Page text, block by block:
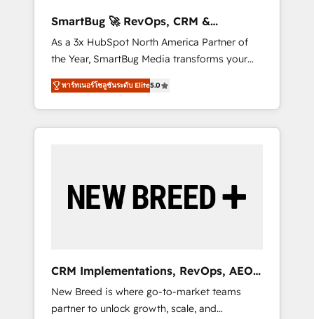
agents, and high-integrity migrations for total
reporting clarity. Security & Compliance: SOC
2 Type I and HIPAA attested for enterprise-
grade data security. 🏆 Why Bluleadz? GTM
OS Partner | 16+ Years Experience | 1,000+
Five-Star Reviews
SmartBug 🚀 RevOps, CRM &
Integration Experts
As a 3x HubSpot North America Partner of
the Year, SmartBug Media transforms your
customer lifecycle into a revenue engine. Our
unified ecosystem includes specialized
divisions Globalia (AI & Software) and Point
Success Media (Paid Media), making this the
by Globalia’s technical development team. -
19 HubSpot-certified trainers to drive
deployment of Breeze AI and custom agents
to automate growth. 🏆 Elite Excellence - 8
platform accreditations and deep HIPAA-
พาร์ทเนอร์โซลูชันระดับ Elite5.0
CRM Implementations, RevOps, AEO
+ Web, Demand Gen
New Breed is where go-to-market teams
partner to unlock growth, scale, and